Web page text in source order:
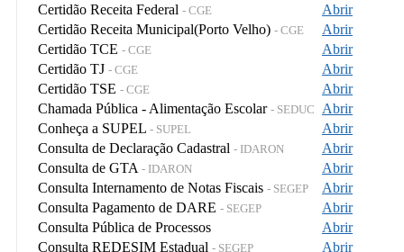
Certidão Receita Federal - CGE
Abrir
Certidão Receita Municipal(Porto Velho) - CGE
Abrir
Certidão TCE - CGE
Abrir
Certidão TJ - CGE
Abrir
Certidão TSE - CGE
Abrir
Chamada Pública - Alimentação Escolar - SEDUC
Abrir
Conheça a SUPEL - SUPEL
Abrir
Consulta de Declaração Cadastral - IDARON
Abrir
Consulta de GTA - IDARON
Abrir
Consulta Internamento de Notas Fiscais - SEGEP
Abrir
Consulta Pagamento de DARE - SEGEP
Abrir
Consulta Pública de Processos
Abrir
Consulta REDESIM Estadual - SEGEP
Abrir